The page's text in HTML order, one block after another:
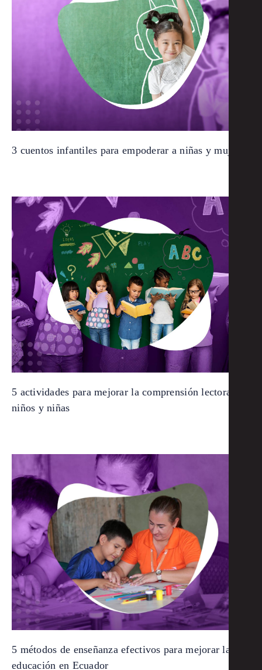
3 cuentos infantiles para empoderar a niñas y mujeres
5 actividades para mejorar la comprensión lectora de
niños y niñas
5 métodos de enseñanza efectivos para mejorar la
educación en Ecuador